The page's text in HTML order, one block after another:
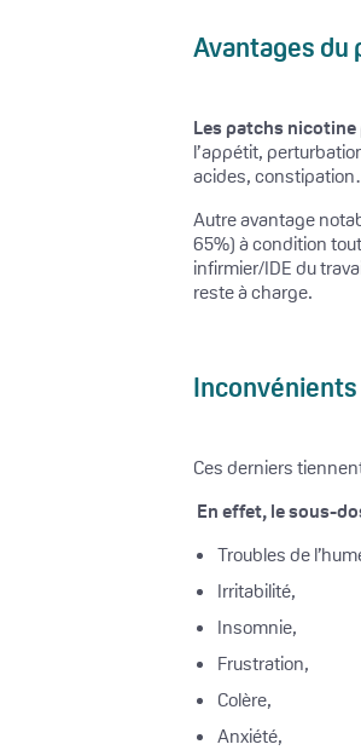
Avantages du
Les patchs nicotine
l’appétit,
acides,
Autre avantage
65%) à condition
infirmier/IDE du
reste à charge.
Ces derniers
En effet, le sous-
Troubles de
Irritabilité,
Insomnie,
Frustration,
Colère,
Anxiété,